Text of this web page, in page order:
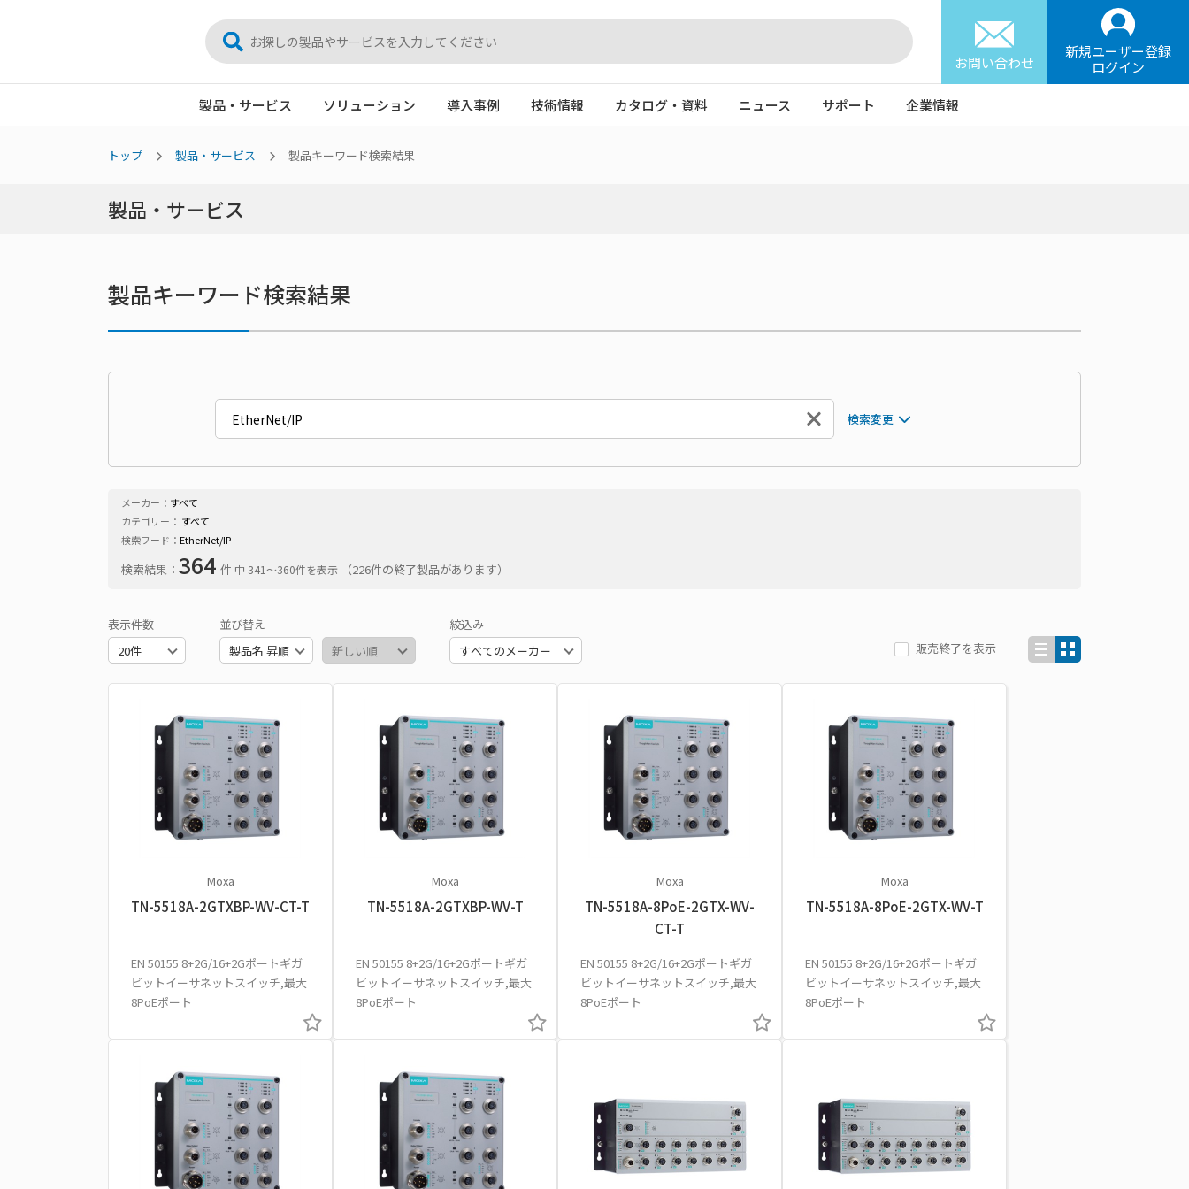
お問い合わせ
新規ユーザー登録
ログイン
製品・サービス ソリューション 導入事例 技術情報 カタログ・資料 ニュース サポート 企業情報
トップ 製品・サービス 製品キーワード検索結果
製品・サービス
製品キーワード検索結果
検索変更
メーカー： すべて
カテゴリー： すべて
検索ワード： EtherNet/IP
検索結果： 364 件 中 341〜360件を表示 （226件の終了製品があります）
表示件数 並び替え
絞込み
販売終了を表示
Moxa
TN-5518A-2GTXBP-WV-CT-T
EN 50155 8+2G/16+2Gポートギガ
ビットイーサネットスイッチ,最大
8PoEポート
Moxa
TN-5518A-2GTXBP-WV-T
EN 50155 8+2G/16+2Gポートギガ
ビットイーサネットスイッチ,最大
8PoEポート
Moxa
TN-5518A-8PoE-2GTX-WV-
CT-T
EN 50155 8+2G/16+2Gポートギガ
ビットイーサネットスイッチ,最大
8PoEポート
Moxa
TN-5518A-8PoE-2GTX-WV-T
EN 50155 8+2G/16+2Gポートギガ
ビットイーサネットスイッチ,最大
8PoEポート